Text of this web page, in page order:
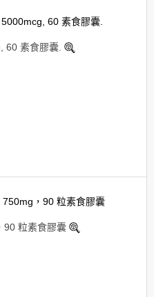
60 素食膠囊.
90 粒素食膠囊